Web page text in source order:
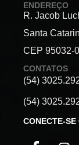
ENDEREÇO
R. Jacob
Santa
CEP 95032-
CONTATOS
(54)
(54)
CONECTE-SE